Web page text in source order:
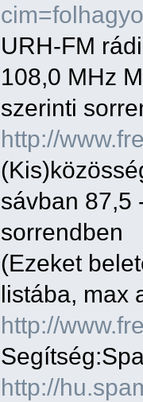
URH-FM
108,0 MHz
szerinti
http://
sávban 87,5
sorrendben
(Ezeket
listába, max
http://
http://